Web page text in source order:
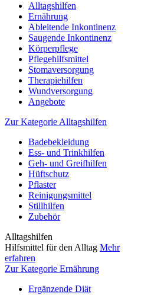
Alltagshilfen
Ernährung
Ableitende Inkontinenz
Saugende Inkontinenz
Körperpflege
Pflegehilfsmittel
Stomaversorgung
Therapiehilfen
Wundversorgung
Angebote
Zur Kategorie Alltagshilfen
Badebekleidung
Ess- und Trinkhilfen
Geh- und Greifhilfen
Hüftschutz
Pflaster
Reinigungsmittel
Stillhilfen
Zubehör
Alltagshilfen
Hilfsmittel für den Alltag Mehr
erfahren
Zur Kategorie Ernährung
Ergänzende Diät